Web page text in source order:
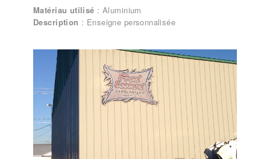
Matériau utilisé : Aluminium
Description : Enseigne personnalisée
personnalisée